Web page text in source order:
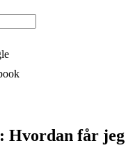
Hvordan får jeg